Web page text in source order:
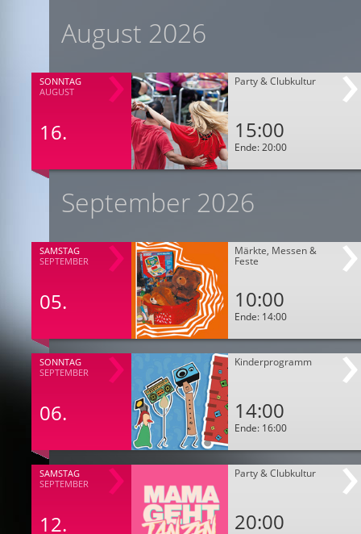
August 2026
SONNTAG
AUGUST
16.
Party & Clubkultur
15:00
Ende: 20:00
September 2026
SAMSTAG
SEPTEMBER
05.
Märkte, Messen &
Feste
10:00
Ende: 14:00
SONNTAG
SEPTEMBER
06.
Kinderprogramm
14:00
Ende: 16:00
SAMSTAG
SEPTEMBER
12.
Party & Clubkultur
20:00